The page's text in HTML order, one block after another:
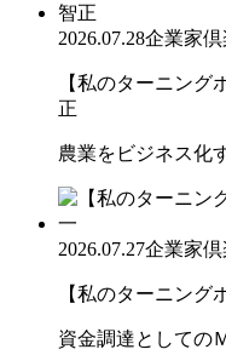
2026.07.28企業家
【私のターニン
正
農業をビジネス化
2026.07.27企業家
【私のターニン
資金調達としての